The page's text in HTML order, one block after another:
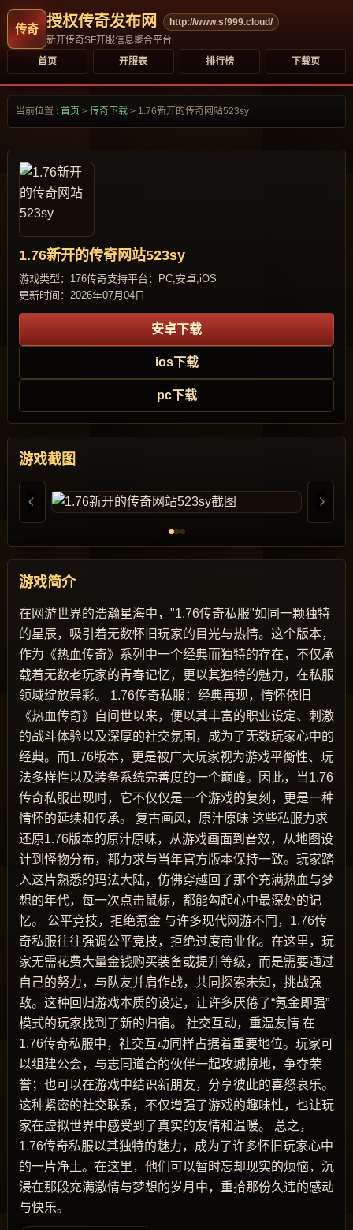
授权传奇发布网
http://www.sf999.cloud/
新开传奇SF开服信息聚合平台
首页
开服表 排行榜 下载页
当前位置 : 首页 > 传奇下载 > 1.76新开的传奇网站523sy
1.76新开的传奇网站523sy
游戏类型：176传奇支持平台：PC,安卓,iOS
更新时间：2026年07月04日
安卓下载
ios下载
pc下载
游戏截图
游戏简介
在网游世界的浩瀚星海中，"1.76传奇私服"如同一颗独特
的星辰，吸引着无数怀旧玩家的目光与热情。这个版本，
作为《热血传奇》系列中一个经典而独特的存在，不仅承
载着无数老玩家的青春记忆，更以其独特的魅力，在私服
领域绽放异彩。 1.76传奇私服：经典再现，情怀依旧
《热血传奇》自问世以来，便以其丰富的职业设定、刺激
的战斗体验以及深厚的社交氛围，成为了无数玩家心中的
经典。而1.76版本，更是被广大玩家视为游戏平衡性、玩
法多样性以及装备系统完善度的一个巅峰。因此，当1.76
传奇私服出现时，它不仅仅是一个游戏的复刻，更是一种
情怀的延续和传承。 复古画风，原汁原味 这些私服力求
还原1.76版本的原汁原味，从游戏画面到音效，从地图设
计到怪物分布，都力求与当年官方版本保持一致。玩家踏
入这片熟悉的玛法大陆，仿佛穿越回了那个充满热血与梦
想的年代，每一次点击鼠标，都能勾起心中最深处的记
忆。 公平竞技，拒绝氪金 与许多现代网游不同，1.76传
奇私服往往强调公平竞技，拒绝过度商业化。在这里，玩
家无需花费大量金钱购买装备或提升等级，而是需要通过
自己的努力，与队友并肩作战，共同探索未知，挑战强
敌。这种回归游戏本质的设定，让许多厌倦了“氪金即强”
模式的玩家找到了新的归宿。 社交互动，重温友情 在
1.76传奇私服中，社交互动同样占据着重要地位。玩家可
以组建公会，与志同道合的伙伴一起攻城掠地，争夺荣
誉；也可以在游戏中结识新朋友，分享彼此的喜怒哀乐。
这种紧密的社交联系，不仅增强了游戏的趣味性，也让玩
家在虚拟世界中感受到了真实的友情和温暖。 总之，
1.76传奇私服以其独特的魅力，成为了许多怀旧玩家心中
的一片净土。在这里，他们可以暂时忘却现实的烦恼，沉
浸在那段充满激情与梦想的岁月中，重拾那份久违的感动
与快乐。